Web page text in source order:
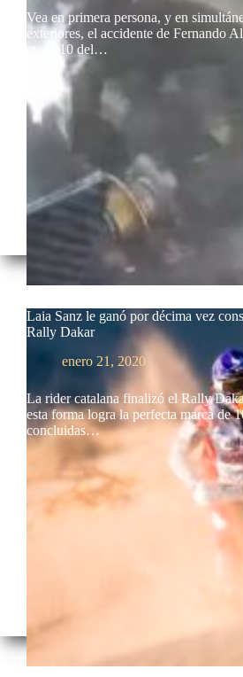
Vea en primera persona, y en
exteriores, el accidente de Fernando
etapa 10 del…
Laia Sanz le ganó por décima vez
Rally Dakar
enero 21, 2020
La rider catalana finalizó el Rally
esta forma logra la perfecta marca de
concluidas…